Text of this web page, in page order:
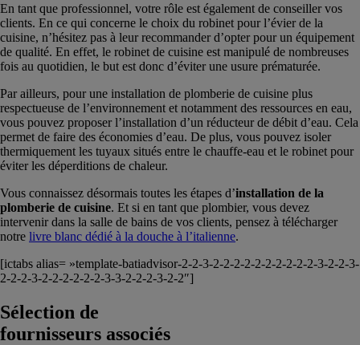
En tant que professionnel, votre rôle est également de conseiller vos
clients. En ce qui concerne le choix du robinet pour l’évier de la
cuisine, n’hésitez pas à leur recommander d’opter pour un équipement
de qualité. En effet, le robinet de cuisine est manipulé de nombreuses
fois au quotidien, le but est donc d’éviter une usure prématurée.
Par ailleurs, pour une installation de plomberie de cuisine plus
respectueuse de l’environnement et notamment des ressources en eau,
vous pouvez proposer l’installation d’un réducteur de débit d’eau. Cela
permet de faire des économies d’eau. De plus, vous pouvez isoler
thermiquement les tuyaux situés entre le chauffe-eau et le robinet pour
éviter les déperditions de chaleur.
Vous connaissez désormais toutes les étapes d’installation de la
plomberie de cuisine. Et si en tant que plombier, vous devez
intervenir dans la salle de bains de vos clients, pensez à télécharger
notre livre blanc dédié à la douche à l’italienne.
[ictabs alias= »template-batiadvisor-2-2-3-2-2-2-2-2-2-2-2-2-2-3-2-2-3-
2-2-2-3-2-2-2-2-2-2-3-3-2-2-2-3-2-2″]
Sélection de
fournisseurs associés